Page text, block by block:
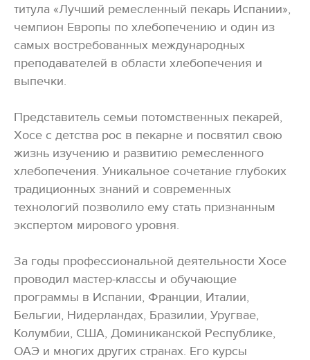
титула «Лучший ремесленный пекарь Испании»,
чемпион Европы по хлебопечению и один из
самых востребованных международных
преподавателей в области хлебопечения и
выпечки.
Представитель семьи потомственных пекарей,
Хосе с детства рос в пекарне и посвятил свою
жизнь изучению и развитию ремесленного
хлебопечения. Уникальное сочетание глубоких
традиционных знаний и современных
технологий позволило ему стать признанным
экспертом мирового уровня.
За годы профессиональной деятельности Хосе
проводил мастер-классы и обучающие
программы в Испании, Франции, Италии,
Бельгии, Нидерландах, Бразилии, Уругвае,
Колумбии, США, Доминиканской Республике,
ОАЭ и многих других странах. Его курсы